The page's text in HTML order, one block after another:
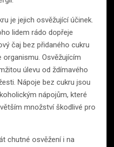
je jejich osvěžující účinek.
lidem rádo dopřeje
čaj bez přidaného cukru
Osvěžujícím
úlevu od ždímavého
Nápoje bez cukru jsou
nápojům, které
množství škodlivé pro
chutné osvěžení i na